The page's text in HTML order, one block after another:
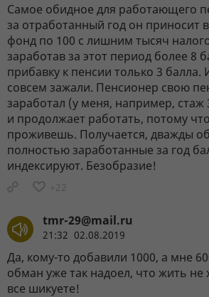
Самое обидное для работающего
за отработанный год он приносит
фонд по 100 с лишним тысяч
заработав за этот период более 8
прибавку к пенсии только 3 балла.
совсем зажали. Пенсионер свою
заработал (у меня, например,
и продолжает работать, потому
проживешь. Получается, дважды
полностью заработанные за год
индексируют. Безобразие!
+22
tmr-29@mail.ru
21:32 02.08.2019
Да, кому-то добавили 1000, а мне
обман уже так надоел, что жить не
все шикуете!